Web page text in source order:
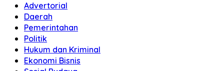
Advertorial
Daerah
Pemerintahan
Politik
Hukum dan Kriminal
Ekonomi Bisnis